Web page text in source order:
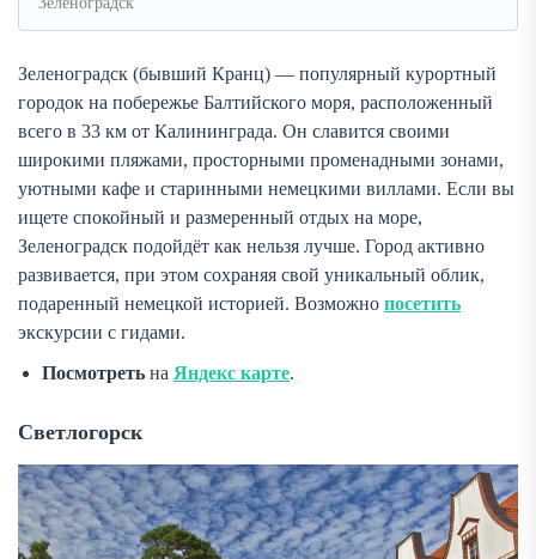
Зеленоградск (бывший Кранц) — популярный курортный
городок на побережье Балтийского моря, расположенный
всего в 33 км от Калининграда. Он славится своими
широкими пляжами, просторными променадными зонами,
уютными кафе и старинными немецкими виллами. Если вы
ищете спокойный и размеренный отдых на море,
Зеленоградск подойдёт как нельзя лучше. Город активно
развивается, при этом сохраняя свой уникальный облик,
подаренный немецкой историей. Возможно посетить
экскурсии с гидами.
Посмотреть на Яндекс карте.
Светлогорск